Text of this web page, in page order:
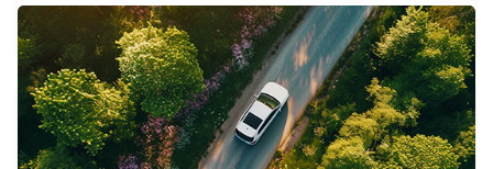
HISINGS BACKA - SWEDEN
GÖTEBORG KUNGSBACKA